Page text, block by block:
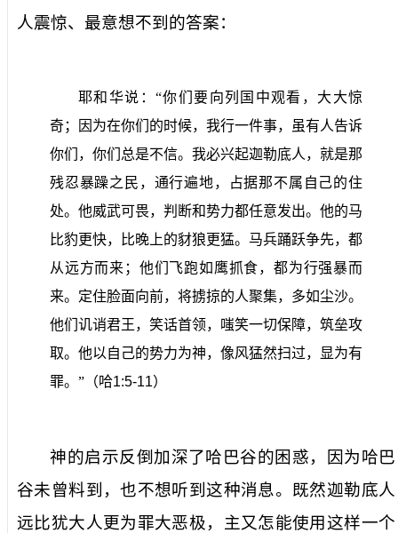
人震惊、最意想不到的答案：
耶和华说：“你们要向列国中观看，大大惊
奇；因为在你们的时候，我行一件事，虽有人告诉
你们，你们总是不信。我必兴起迦勒底人，就是那
残忍暴躁之民，通行遍地，占据那不属自己的住
处。他威武可畏，判断和势力都任意发出。他的马
比豹更快，比晚上的豺狼更猛。马兵踊跃争先，都
从远方而来；他们飞跑如鹰抓食，都为行强暴而
来。定住脸面向前，将掳掠的人聚集，多如尘沙。
他们讥诮君王，笑话首领，嗤笑一切保障，筑垒攻
取。他以自己的势力为神，像风猛然扫过，显为有
罪。”（哈1:5-11）
神的启示反倒加深了哈巴谷的困惑，因为哈巴
谷未曾料到，也不想听到这种消息。既然迦勒底人
远比犹大人更为罪大恶极，主又怎能使用这样一个